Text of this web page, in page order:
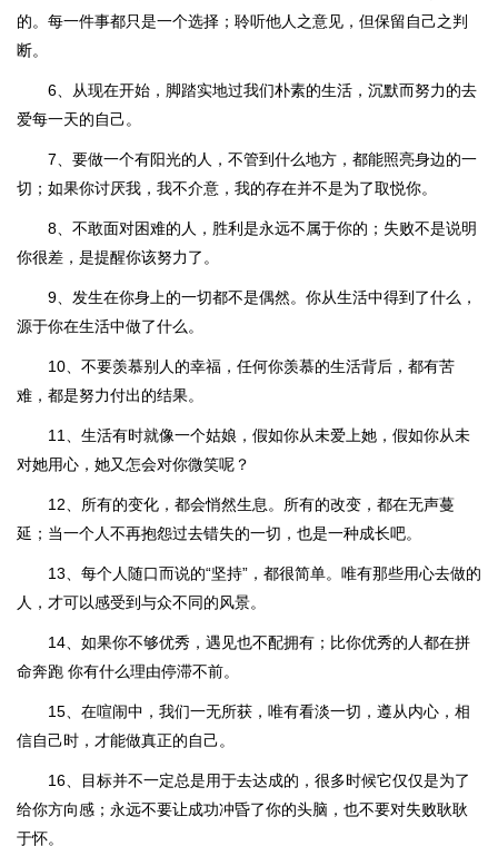
的。每一件事都只是一个选择；聆听他人之意见，但保留自己之判
断。
6、从现在开始，脚踏实地过我们朴素的生活，沉默而努力的去
爱每一天的自己。
7、要做一个有阳光的人，不管到什么地方，都能照亮身边的一
切；如果你讨厌我，我不介意，我的存在并不是为了取悦你。
8、不敢面对困难的人，胜利是永远不属于你的；失败不是说明
你很差，是提醒你该努力了。
9、发生在你身上的一切都不是偶然。你从生活中得到了什么，
源于你在生活中做了什么。
10、不要羡慕别人的幸福，任何你羡慕的生活背后，都有苦
难，都是努力付出的结果。
11、生活有时就像一个姑娘，假如你从未爱上她，假如你从未
对她用心，她又怎会对你微笑呢？
12、所有的变化，都会悄然生息。所有的改变，都在无声蔓
延；当一个人不再抱怨过去错失的一切，也是一种成长吧。
13、每个人随口而说的“坚持”，都很简单。唯有那些用心去做的
人，才可以感受到与众不同的风景。
14、如果你不够优秀，遇见也不配拥有；比你优秀的人都在拼
命奔跑 你有什么理由停滞不前。
15、在喧闹中，我们一无所获，唯有看淡一切，遵从内心，相
信自己时，才能做真正的自己。
16、目标并不一定总是用于去达成的，很多时候它仅仅是为了
给你方向感；永远不要让成功冲昏了你的头脑，也不要对失败耿耿
于怀。